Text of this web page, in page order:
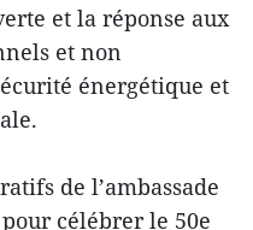
et la réponse aux
et non
énergétique et
de l’ambassade
célébrer le 50e